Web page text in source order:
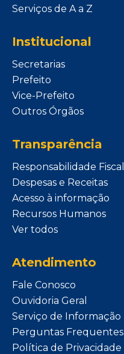
Serviços de A a Z
Institucional
Secretarias
Prefeito
Vice-Prefeito
Outros Órgãos
Transparência
Responsabilidade Fiscal
Despesas e Receitas
Acesso à informação
Recursos Humanos
Ver todos
Atendimento
Fale Conosco
Ouvidoria Geral
Serviço de Informação
Perguntas Frequentes
Política de Privacidade